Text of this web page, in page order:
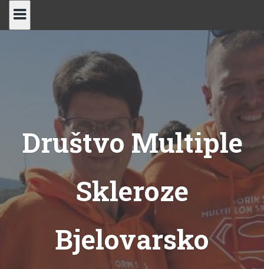
Skip
Društvo Multiple
Skleroze
Bjelovarsko